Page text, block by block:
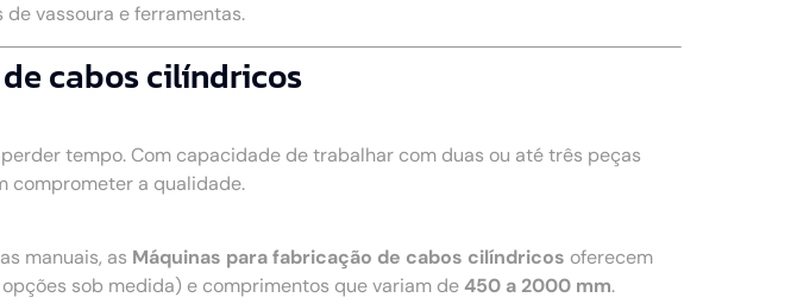
vassoura e ferramentas.
cabos cilíndricos
tempo. Com capacidade de trabalhar com duas ou até três peças
comprometer a qualidade.
manuais, as Máquinas para fabricação de cabos cilíndricos oferecem
sob medida) e comprimentos que variam de450 a 2000 mm.